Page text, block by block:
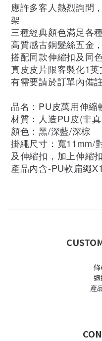
應許多客人熱烈詢問
架
三種經典顏色滿足各
高質感古銅髮絲五金
搭配同款伸縮扣及同
真皮皮片限客製化1英
有需要請於訂單內備
品名：PU皮萬用伸縮
材質：人造PU皮(非
顏色：黑/深藍/深棕
掛繩尺寸：寬11mm/
及伸縮扣，加上伸縮
產品內含-PU軟扁繩
條
產